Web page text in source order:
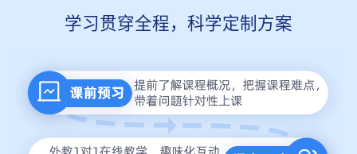
学习贯穿全程，科学定制方案